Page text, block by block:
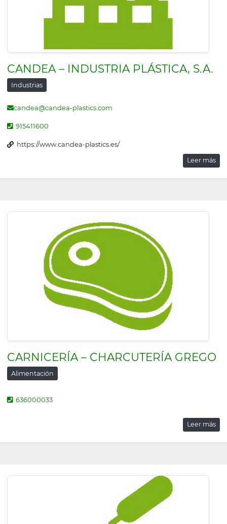
CANDEA – INDUSTRIA PLÁSTICA, S.A.
Industrias
candea@candea-plastics.com
915411600
https://www.candea-plastics.es/
Leer más
CARNICERÍA – CHARCUTERÍA GREGO
Alimentación
636000033
Leer más